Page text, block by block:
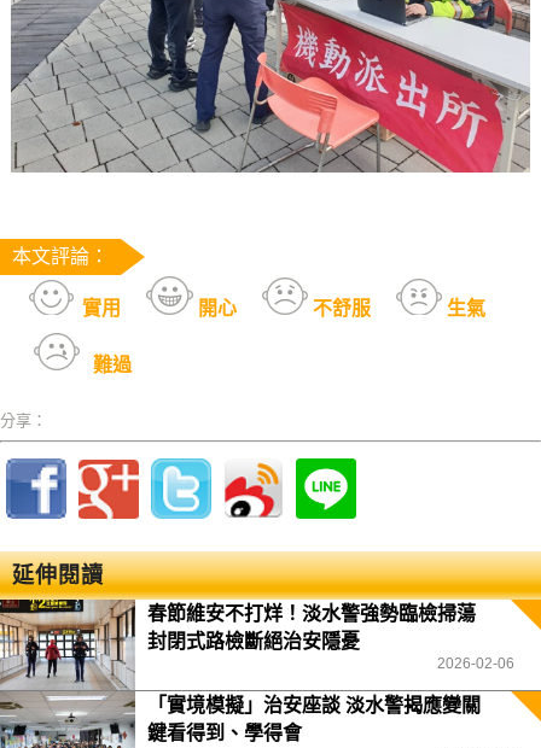
本文評論：
實用 開心 不舒服 生氣
難過
分享：
延伸閱讀
春節維安不打烊！淡水警強勢臨檢掃蕩
封閉式路檢斷絕治安隱憂
2026-02-06
「實境模擬」治安座談 淡水警揭應變關
鍵看得到、學得會